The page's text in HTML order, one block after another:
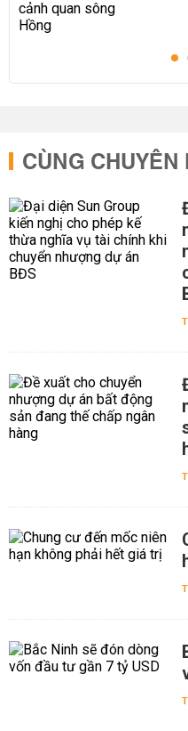
CÙNG CHUYÊN